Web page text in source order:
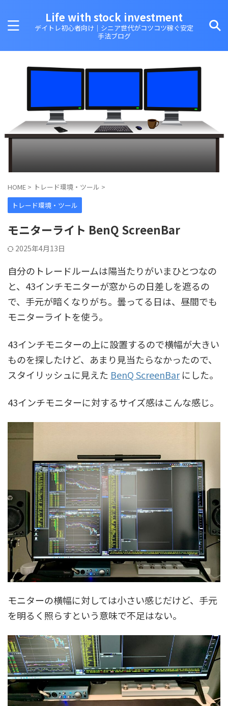
Life with stock investment
デイトレ初心者向け｜シニア世代がコツコツ稼ぐ安定
手法ブログ
HOME > トレード環境・ツール >
トレード環境・ツール
モニターライト BenQ ScreenBar
2025年4月13日
自分のトレードルームは陽当たりがいまひとつなの
と、43インチモニターが窓からの日差しを遮るの
で、手元が暗くなりがち。曇ってる日は、昼間でも
モニターライトを使う。
43インチモニターの上に設置するので横幅が大きい
ものを探したけど、あまり見当たらなかったので、
スタイリッシュに見えた BenQ ScreenBarにした。
43インチモニターに対するサイズ感はこんな感じ。
モニターの横幅に対しては小さい感じだけど、手元
を明るく照らすという意味で不足はない。